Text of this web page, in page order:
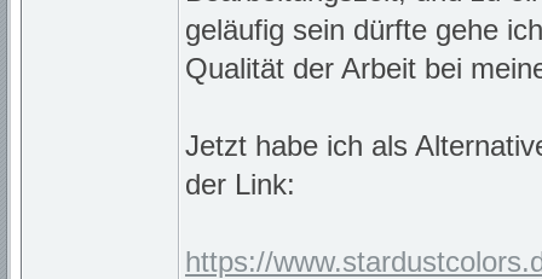
geläufig sein dürfte gehe
Qualität der Arbeit bei
Jetzt habe ich als
der Link:
https://